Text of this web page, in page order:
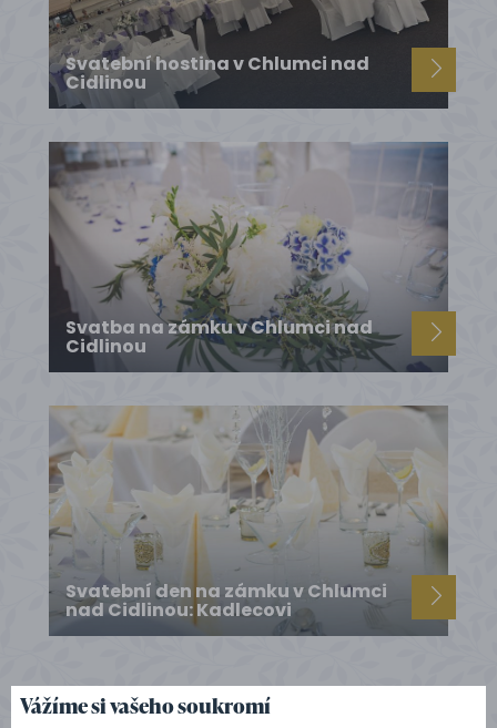
Svatební hostina v Chlumci nad
Cidlinou
Svatba na zámku v Chlumci nad
Cidlinou
Svatební den na zámku v Chlumci
nad Cidlinou: Kadlecovi
Vážíme si vašeho soukromí